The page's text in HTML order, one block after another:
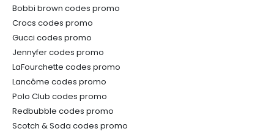
Bobbi brown codes promo
Crocs codes promo
Gucci codes promo
Jennyfer codes promo
LaFourchette codes promo
Lancôme codes promo
Polo Club codes promo
Redbubble codes promo
Scotch & Soda codes promo